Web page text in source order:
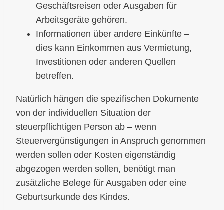
Geschäftsreisen oder Ausgaben für
Arbeitsgeräte gehören.
Informationen über andere Einkünfte –
dies kann Einkommen aus Vermietung,
Investitionen oder anderen Quellen
betreffen.
Natürlich hängen die spezifischen Dokumente
von der individuellen Situation der
steuerpflichtigen Person ab – wenn
Steuervergünstigungen in Anspruch genommen
werden sollen oder Kosten eigenständig
abgezogen werden sollen, benötigt man
zusätzliche Belege für Ausgaben oder eine
Geburtsurkunde des Kindes.